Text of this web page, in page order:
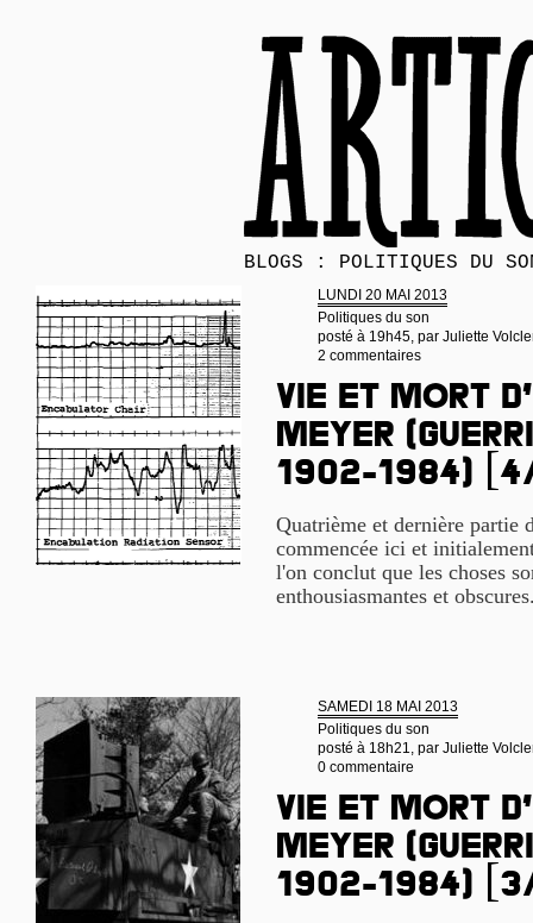
BLOGS : POLITIQUES DU
LUNDI 20 MAI 2013
Politiques du son
posté à 19h45, par Juliette
2 commentaires
Vie et mort
Meyer
1902-1984)
Quatrième et dernière partie
commencée ici et
l'on conclut que les choses
enthousiasmantes et
SAMEDI 18 MAI 2013
Politiques du son
posté à 18h21, par Juliette
0 commentaire
Vie et mort
Meyer
1902-1984)